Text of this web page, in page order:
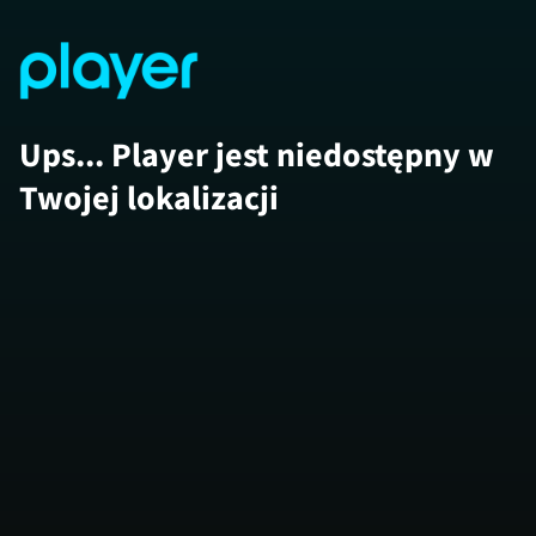
Ups... Player jest niedostępny w
Twojej lokalizacji